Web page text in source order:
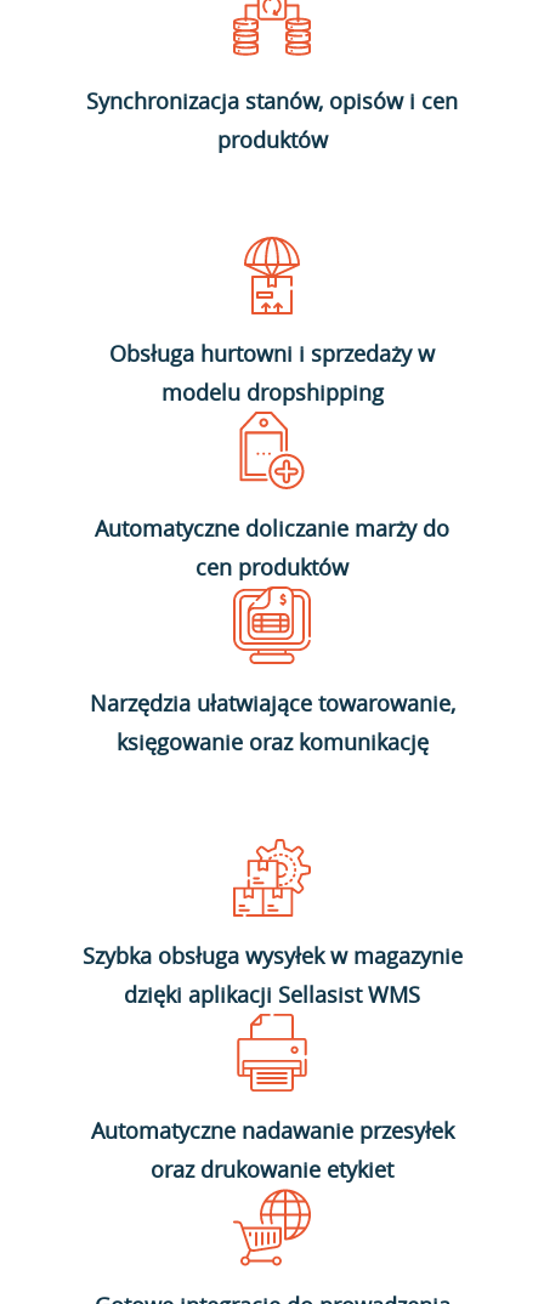
Synchronizacja stanów, opisów i cen
produktów
Obsługa hurtowni i sprzedaży w
modelu dropshipping
Automatyczne doliczanie marży do
cen produktów
Narzędzia ułatwiające towarowanie,
księgowanie oraz komunikację
Szybka obsługa wysyłek w magazynie
dzięki aplikacji Sellasist WMS
Automatyczne nadawanie przesyłek
oraz drukowanie etykiet